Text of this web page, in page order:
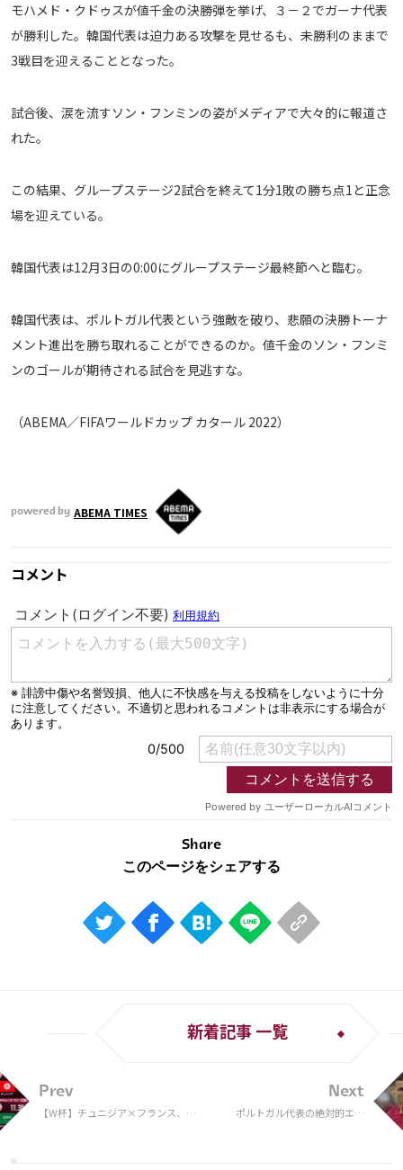
モハメド・クドゥスが値千金の決勝弾を挙げ、３－２でガーナ代表
が勝利した。韓国代表は迫力ある攻撃を見せるも、未勝利のままで
3戦目を迎えることとなった。
試合後、涙を流すソン・フンミンの姿がメディアで大々的に報道さ
れた。
この結果、グループステージ2試合を終えて1分1敗の勝ち点1と正念
場を迎えている。
韓国代表は12月3日の0:00にグループステージ最終節へと臨む。
韓国代表は、ポルトガル代表という強敵を破り、悲願の決勝トーナ
メント進出を勝ち取れることができるのか。値千金のソン・フンミ
ンのゴールが期待される試合を見逃すな。
（ABEMA／FIFAワールドカップ カタール 2022）
powered by ABEMA TIMES
コメント
Share
Prev
【W杯】チュニジア×フランス、ポ
新着記事 一覧
Next
ポルトガル代表の絶対的エー